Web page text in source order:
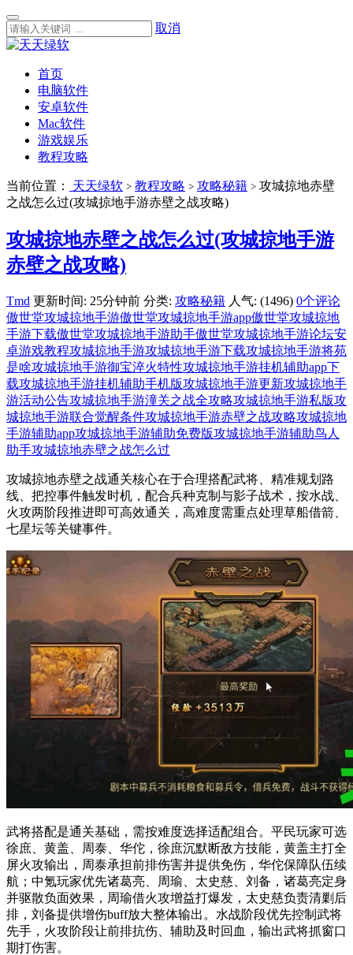
取消
首页
电脑软件
安卓软件
Mac软件
游戏娱乐
教程攻略
当前位置： 天天绿软 > 教程攻略 > 攻略秘籍 > 攻城掠地赤壁
之战怎么过(攻城掠地手游赤壁之战攻略)
攻城掠地赤壁之战怎么过(攻城掠地手游
赤壁之战攻略)
Tmd 更新时间: 25分钟前 分类: 攻略秘籍 人气: (1496) 0个评论
傲世堂攻城掠地手游傲世堂攻城掠地手游app傲世堂攻城掠地
手游下载傲世堂攻城掠地手游助手傲世堂攻城掠地手游论坛安
卓游戏教程攻城掠地手游攻城掠地手游下载攻城掠地手游将苑
是啥攻城掠地手游御宝淬火特性攻城掠地手游挂机辅助app下
载攻城掠地手游挂机辅助手机版攻城掠地手游更新攻城掠地手
游活动公告攻城掠地手游潼关之战全攻略攻城掠地手游私版攻
城掠地手游联合觉醒条件攻城掠地手游赤壁之战攻略攻城掠地
手游辅助app攻城掠地手游辅助免费版攻城掠地手游辅助鸟人
助手攻城掠地赤壁之战怎么过
攻城掠地赤壁之战通关核心在于合理搭配武将、精准规划路
线、把控事件触发时机，配合兵种克制与影子战术，按水战、
火攻两阶段推进即可高效通关，高难度需重点处理草船借箭、
七星坛等关键事件。
武将搭配是通关基础，需按难度选择适配组合。平民玩家可选
徐庶、黄盖、周泰、华佗，徐庶沉默断敌方技能，黄盖主打全
屏火攻输出，周泰承担前排伤害并提供免伤，华佗保障队伍续
航；中氪玩家优先诸葛亮、周瑜、太史慈、刘备，诸葛亮定身
并驱散负面效果，周瑜借火攻增益打爆发，太史慈负责清剿后
排，刘备提供增伤buff放大整体输出。水战阶段优先控制武将
先手，火攻阶段让前排抗伤、辅助及时回血，输出武将抓窗口
期打伤害。